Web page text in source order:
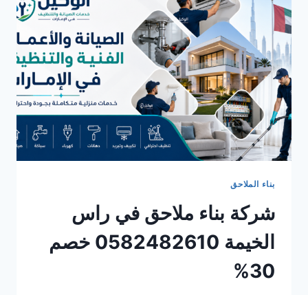
خصم
30%
بناء الملاحق
شركة بناء ملاحق في راس
الخيمة 0582482610 خصم
30%